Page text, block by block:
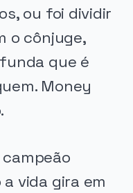
ou foi dividir
o cônjuge,
que é
Money
campeão
vida gira em